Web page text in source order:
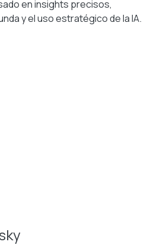
en insights precisos,
y el uso estratégico de la IA.